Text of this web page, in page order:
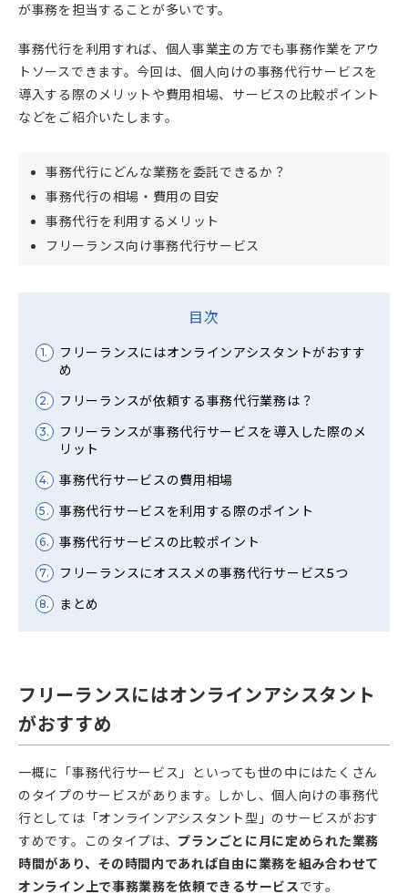
が事務を担当することが多いです。
事務代行を利用すれば、個人事業主の方でも事務作業をアウ
トソースできます。今回は、個人向けの事務代行サービスを
導入する際のメリットや費用相場、サービスの比較ポイント
などをご紹介いたします。
事務代行にどんな業務を委託できるか？
事務代行の相場・費用の目安
事務代行を利用するメリット
フリーランス向け事務代行サービス
目次
1.
フリーランスにはオンラインアシスタントがおすす
め
2. フリーランスが依頼する事務代行業務は？
3.
フリーランスが事務代行サービスを導入した際のメ
リット
4. 事務代行サービスの費用相場
5. 事務代行サービスを利用する際のポイント
6. 事務代行サービスの比較ポイント
7. フリーランスにオススメの事務代行サービス5つ
8. まとめ
フリーランスにはオンラインアシスタント
がおすすめ
一概に「事務代行サービス」といっても世の中にはたくさん
のタイプのサービスがあります。しかし、個人向けの事務代
行としては「オンラインアシスタント型」のサービスがおす
すめです。このタイプは、 プランごとに月に定められた業務
時間があり、その時間内であれば自由に業務を組み合わせて
オンライン上で事務業務を依頼できるサービスです。